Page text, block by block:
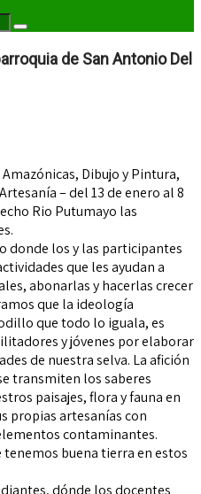
de San Antonio Del
Dibujo y Pintura,
– del 13 de enero al 8
Rio Putumayo las
donde los y las participantes
que les ayudan a
abonarlas y hacerlas crecer
que la ideología
que todo lo iguala, es
y jóvenes por elaborar
de nuestra selva. La afición
transmiten los saberes
paisajes, flora y fauna en
propias artesanías con
contaminantes.
buena tierra en estos
dónde los docentes